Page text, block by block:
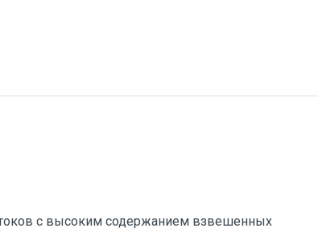
с высоким содержанием взвешенных